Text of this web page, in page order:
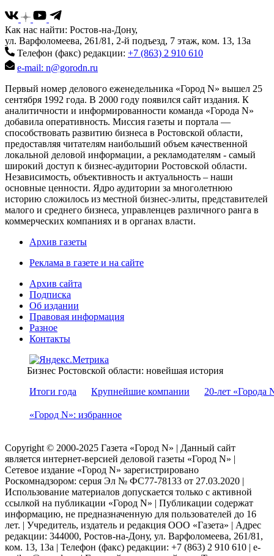
Как нас найти: Ростов-на-Дону,
ул. Варфоломеева, 261/81, 2-й подъезд, 7 этаж, ком. 13, 13а
Телефон (факс) редакции: +7 (863) 2 910 610
e-mail: n@gorodn.ru
Первый номер делового еженедельника «Город N» вышел 25
сентября 1992 года. В 2000 году появился сайт издания. К
аналитичности и информированности команда «Города N»
добавила оперативность. Миссия газеты и портала —
способствовать развитию бизнеса в Ростовской области,
предоставляя читателям наибольший объем качественной
локальной деловой информации, а рекламодателям - самый
широкий доступ к бизнес-аудитории Ростовской области.
Независимость, объективность и актуальность – наши
основные ценности. Ядро аудитории за многолетнюю
историю сложилось из местной бизнес-элиты, представителей
малого и среднего бизнеса, управленцев различного ранга в
коммерческих компаниях и в органах власти.
Архив газеты
Реклама в газете и на сайте
Архив сайта
Подписка
Об издании
Правовая информация
Разное
Контакты
Бизнес Ростовской области: новейшая история
Итоги года
Крупнейшие компании 20-лет «Города
«Город N»: избранное
Copyright © 2000-2025 Газета «Город N» | Данный сайт
является интернет-версией деловой газеты «Город N» |
Сетевое издание «Город N» зарегистрировано
Роскомнадзором: серuя Эл № ФС77-78133 от 27.03.2020 |
Использование материалов допускается только с активной
ссылкой на публикации «Город N» | Публикации содержат
информацию, не предназначенную для пользователей до 16
лет. | Учредитель, издатель и редакция ООО «Газета» | Адрес
редакции: 344000, Ростов-на-Дону, ул. Варфоломеева, 261/81,
ком. 13, 13а | Телефон (факс) редакции: +7 (863) 2 910 610 | e-